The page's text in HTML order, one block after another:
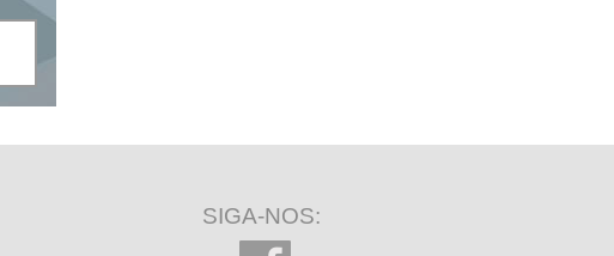
SIGA-NOS: